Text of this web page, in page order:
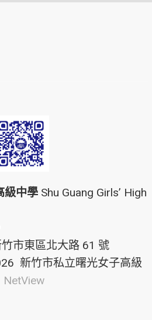
級中學 Shu Guang Girls’ High
市東區北大路 61 號
新竹市私立曙光女子高級
NetView